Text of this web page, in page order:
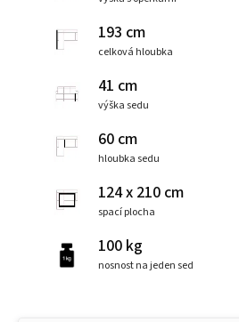
193 cm
celková hloubka
41 cm
výška sedu
60 cm
hloubka sedu
124 x 210 cm
spací plocha
100 kg
nosnost na jeden sed